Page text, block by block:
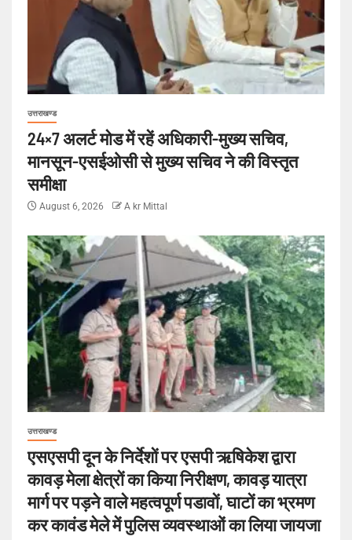
उत्तराखण्ड
24×7 अलर्ट मोड में रहें अधिकारी-मुख्य सचिव,
मानसून-एसईओसी से मुख्य सचिव ने की विस्तृत
समीक्षा
August 6, 2026 A kr Mittal
उत्तराखण्ड
एसएसपी दून के निर्देशों पर एसपी ऋषिकेश द्वारा
कावड़ मेला क्षेत्रों का किया निरीक्षण, कावड़ यात्रा
मार्ग पर पड़ने वाले महत्वपूर्ण पडावों, घाटों का भ्रमण
कर कावंड मेले में पुलिस व्यवस्थाओं का लिया जायजा